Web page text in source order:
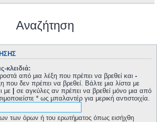
Αναζήτηση
κλειδιά:
από μια λέξη που πρέπει να βρεθεί και -
που δεν πρέπει να βρεθεί. Βάλτε μια λίστα με
με | σε αγκύλες αν πρέπει να βρεθεί μόνο μια από
* ως μπαλαντέρ για μερική αντιστοιχία.
των όρων ή του ερωτήματος όπως εισήχθη